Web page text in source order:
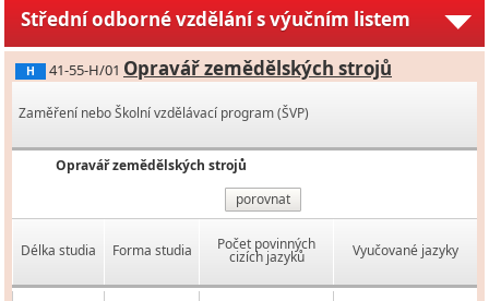
Střední odborné vzdělání s výučním listem
H 41-55-H/01 Opravář zemědělských strojů
Zaměření nebo Školní vzdělávací program (ŠVP)
Opravář zemědělských strojů
porovnat
Délka studia Forma studia Počet povinných
cizích jazyků Vyučované jazyky